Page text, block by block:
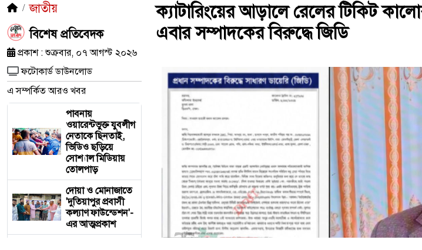
জাতীয়
​বিশেষ প্রতিবেদক
প্রকাশ : শুক্রবার, ০৭ আগস্ট ২০২৬
ফটোকার্ড ডাউনলোড
এ সম্পর্কিত আরও খবর
পাবনায়
ওয়ারেন্টভুক্ত যুবলীগ
নেতাকে ছিনতাই,
ভিডিও ছড়িয়ে
সোশ্যাল মিডিয়ায়
তোলপাড়
দোয়া ও মোনাজাতে
'দুতিয়াপুর প্রবাসী
কল্যাণ ফাউন্ডেশন'-
এর আত্মপ্রকাশ
ক্যাটারিংয়ের আড়ালে রেলের টিকিট
এবার সম্পাদকের বিরুদ্ধে জিডি